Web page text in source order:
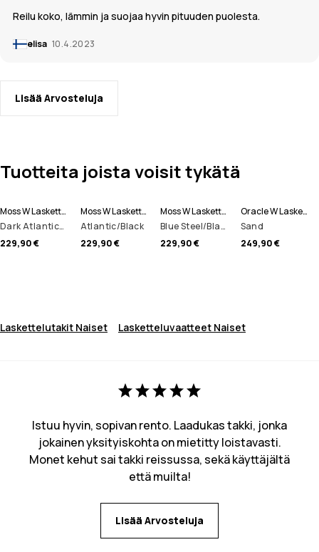
Reilu koko, lämmin ja suojaa hyvin pituuden puolesta.
elisa 10.4.2023
Lisää Arvosteluja
Tuotteita joista voisit tykätä
Moss W Laskettelutakki Naiset
Dark Atlantic/Black
229,90 €
Moss W Laskettelutakki Naiset
Atlantic/Black
229,90 €
Moss W Laskettelutakki Naiset
Blue Steel/Black
229,90 €
Oracle W Laskettelutakki Naiset
Sand
249,90 €
Laskettelutakit Naiset Lasketteluvaatteet Naiset
Istuu hyvin, sopivan rento. Laadukas takki, jonka
jokainen yksityiskohta on mietitty loistavasti.
Monet kehut sai takki reissussa, sekä käyttäjältä
että muilta!
Lisää Arvosteluja